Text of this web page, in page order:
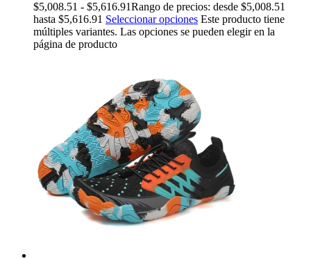
$5,008.51 - $5,616.91Rango de precios: desde $5,008.51
hasta $5,616.91 Seleccionar opciones Este producto tiene
múltiples variantes. Las opciones se pueden elegir en la
página de producto